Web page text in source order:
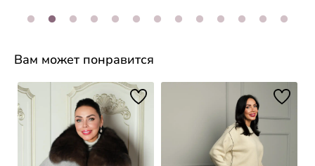
Вам может понравится